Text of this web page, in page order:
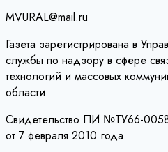
MVURAL@mail.ru
Газета зарегистрирована в
службы по надзору в сфере
технологий и массовых
области.
Свидетельство ПИ №ТУ66-
от 7 февраля 2010 года.